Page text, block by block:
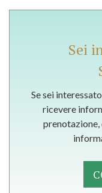
Sei
Se sei
ricevere